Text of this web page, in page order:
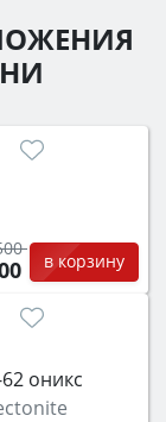
в корзину
62 оникс